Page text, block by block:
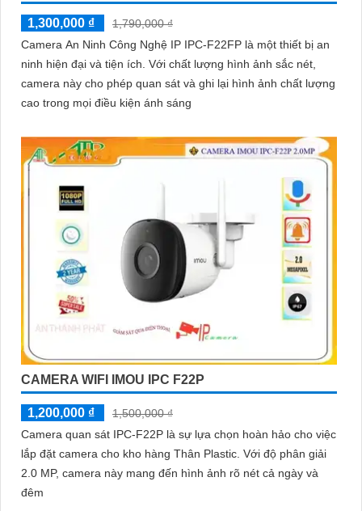
1,300,000 ₫
1,790,000 ₫
Camera An Ninh Công Nghệ IP IPC-F22FP là một thiết bị an
ninh hiện đại và tiện ích. Với chất lượng hình ảnh sắc nét,
camera này cho phép quan sát và ghi lại hình ảnh chất lượng
cao trong mọi điều kiện ánh sáng
CAMERA WIFI IMOU IPC F22P
1,200,000 ₫
1,500,000 ₫
Camera quan sát IPC-F22P là sự lựa chọn hoàn hảo cho việc
lắp đặt camera cho kho hàng Thân Plastic. Với độ phân giải
2.0 MP, camera này mang đến hình ảnh rõ nét cả ngày và
đêm